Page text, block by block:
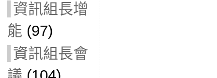
資訊組長增
能 (97)
資訊組長會